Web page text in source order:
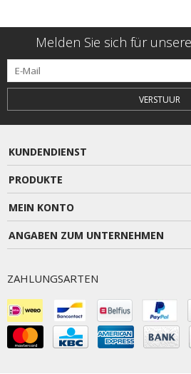
Melden Sie sich für
VERSTUUR
KUNDENDIENST
PRODUKTE
MEIN KONTO
ANGABEN ZUM UNTERNEHMEN
ZAHLUNGSARTEN